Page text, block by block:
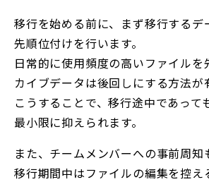
移行を始める前に、まず移行するデ
先順位付けを行います。
日常的に使用頻度の高いファイルを
カイブデータは後回しにする方法が
こうすることで、移行途中であって
最小限に抑えられます。
また、チームメンバーへの事前周知
移行期間中はファイルの編集を控え